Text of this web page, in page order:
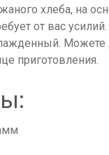
хлеба, на
от вас
приготовления.